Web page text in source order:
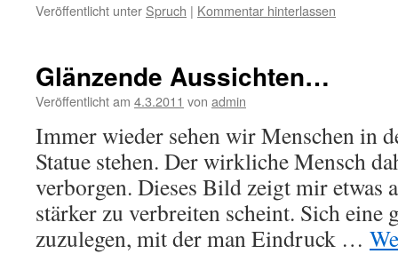
Veröffentlicht unter Spruch | Kommentar hinterlassen
Glänzende Aussichten…
Veröffentlicht am 4.3.2011 von admin
Immer wieder sehen wir Menschen in
Statue stehen. Der wirkliche Mensch
verborgen. Dieses Bild zeigt mir etwas
stärker zu verbreiten scheint. Sich eine
zuzulegen, mit der man Eindruck …